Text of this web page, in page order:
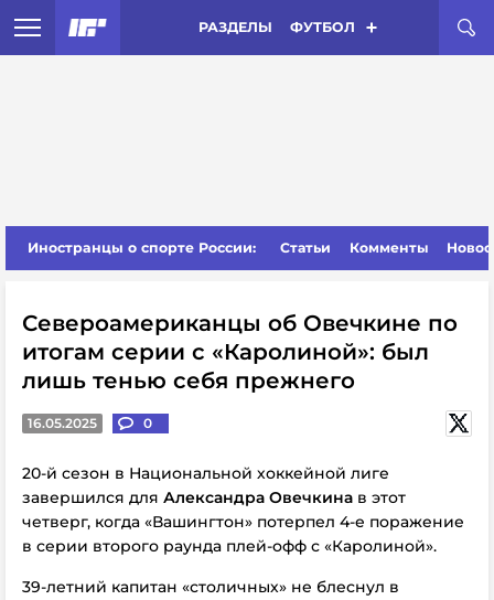
РАЗДЕЛЫ ФУТБОЛ
Иностранцы о спорте России: Статьи Комменты
Североамериканцы об Овечкине по
итогам серии с «Каролиной»: был
лишь тенью себя прежнего
16.05.2025 0
20-й сезон в Национальной хоккейной лиге
завершился для Александра Овечкина в этот
четверг, когда «Вашингтон» потерпел 4-е поражение
в серии второго раунда плей-офф с «Каролиной».
39-летний капитан «столичных» не блеснул в